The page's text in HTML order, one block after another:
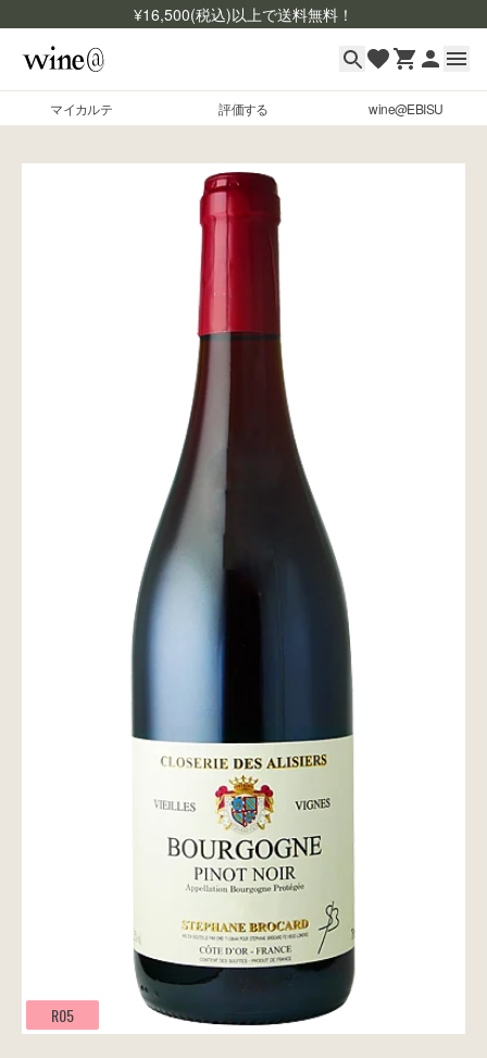
¥16,500(税込)以上で送料無料！
マイカルテ 評価する wine@EBISU
マイカルテ
R05